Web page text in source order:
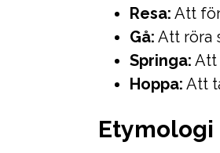
Resa: Att
Gå: Att röra
Springa: Att
Hoppa: Att
Etymologi